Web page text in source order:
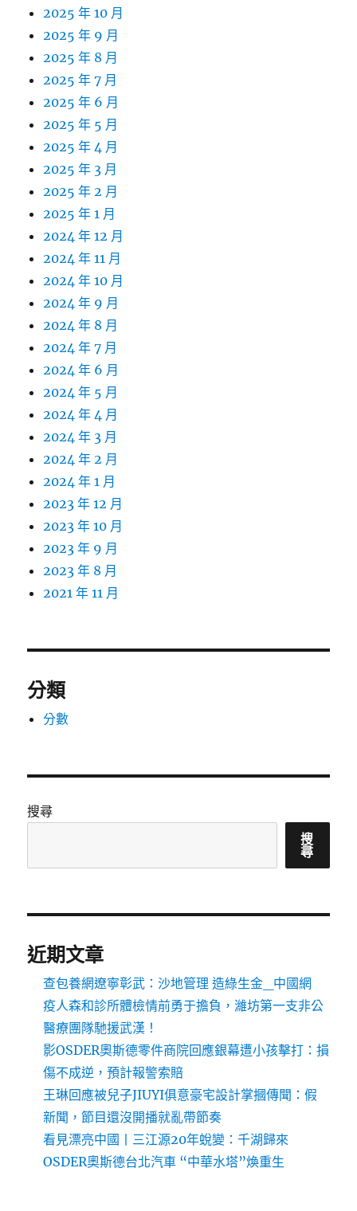
2025 年 10 月
2025 年 9 月
2025 年 8 月
2025 年 7 月
2025 年 6 月
2025 年 5 月
2025 年 4 月
2025 年 3 月
2025 年 2 月
2025 年 1 月
2024 年 12 月
2024 年 11 月
2024 年 10 月
2024 年 9 月
2024 年 8 月
2024 年 7 月
2024 年 6 月
2024 年 5 月
2024 年 4 月
2024 年 3 月
2024 年 2 月
2024 年 1 月
2023 年 12 月
2023 年 10 月
2023 年 9 月
2023 年 8 月
2021 年 11 月
分類
分數
搜尋
搜
尋
近期文章
查包養網遼寧彰武：沙地管理 造綠生金_中國網
疫人森和診所體檢情前勇于擔負，濰坊第一支非公
醫療團隊馳援武漢！
影OSDER奧斯德零件商院回應銀幕遭小孩擊打：損
傷不成逆，預計報警索賠
王琳回應被兒子JIUYI俱意豪宅設計掌摑傳聞：假
新聞，節目還沒開播就亂帶節奏
看見漂亮中國丨三江源20年蛻變：千湖歸來
OSDER奧斯德台北汽車 “中華水塔”煥重生